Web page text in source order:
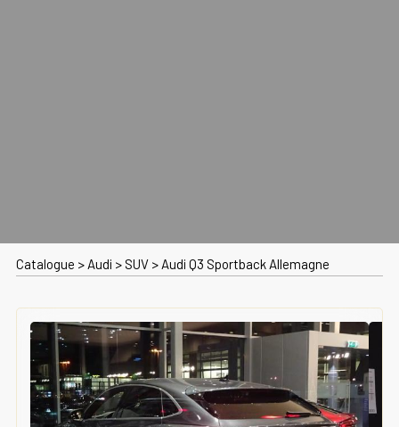
Catalogue > Audi > SUV> Audi Q3 Sportback Allemagne